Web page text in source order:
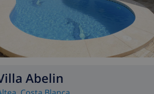
Abelin